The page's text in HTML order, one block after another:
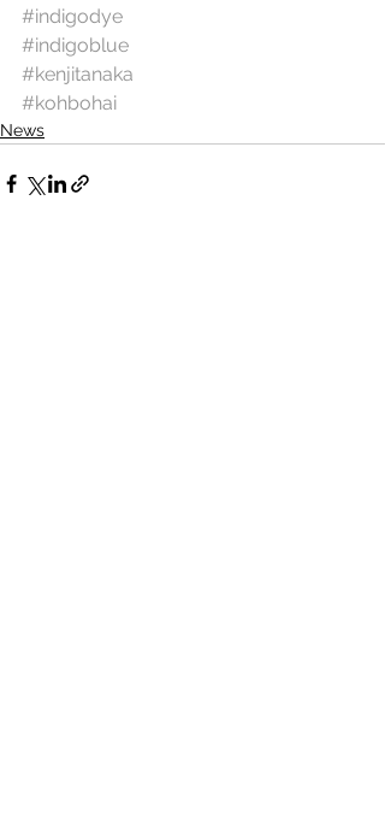
#indigodye
#indigoblue
#kenjitanaka
#kohbohai
News